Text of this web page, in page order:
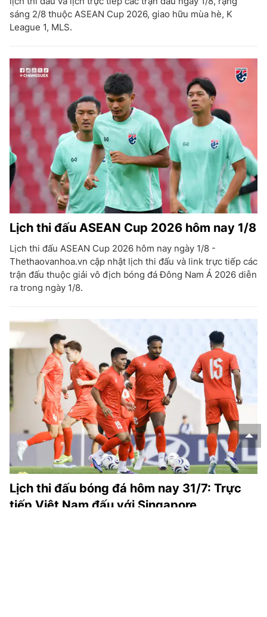
sáng 2/8 thuộc ASEAN Cup 2026, giao hữu mùa hè, K
League 1, MLS.
Lịch thi đấu ASEAN Cup 2026 hôm nay 1/8
Lịch thi đấu ASEAN Cup 2026 hôm nay ngày 1/8 -
Thethaovanhoa.vn cập nhật lịch thi đấu và link trực tiếp các
trận đấu thuộc giải vô địch bóng đá Đông Nam Á 2026 diễn
ra trong ngày 1/8.
Lịch thi đấu bóng đá hôm nay 31/7: Trực
tiếp Việt Nam đấu với Singapore